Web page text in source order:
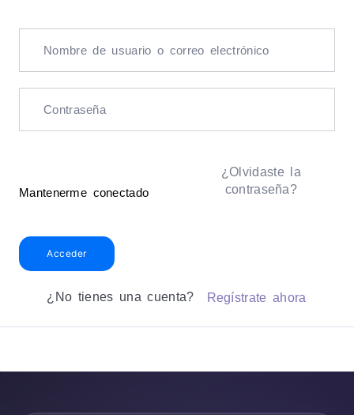
Mantenerme conectado
¿Olvidaste la
contraseña?
Acceder
¿No tienes una cuenta? Regístrate ahora